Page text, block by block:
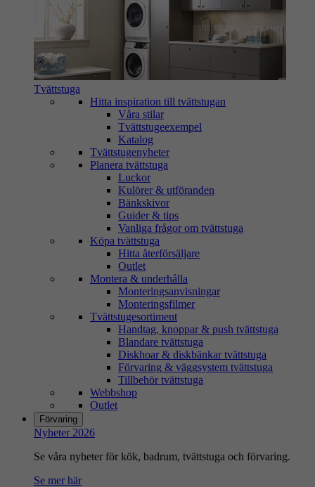
Tvättstuga
Hitta inspiration till tvättstugan
Våra stilar
Tvättstugeexempel
Katalog
Tvättstugenyheter
Planera tvättstuga
Luckor
Kulörer & utföranden
Bänkskivor
Guider & tips
Vanliga frågor om tvättstuga
Köpa tvättstuga
Hitta återförsäljare
Outlet
Montera & underhålla
Monteringsanvisningar
Monteringsfilmer
Tvättstugesortiment
Handtag, knoppar & push tvättstuga
Blandare tvättstuga
Diskhoar & diskbänkar tvättstuga
Förvaring & väggsystem tvättstuga
Tillbehör tvättstuga
Webbshop
Outlet
Förvaring
Nyheter 2026
Se våra nyheter för kök, badrum, tvättstuga och förvaring.
Se mer här